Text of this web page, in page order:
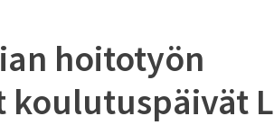
hoitotyön